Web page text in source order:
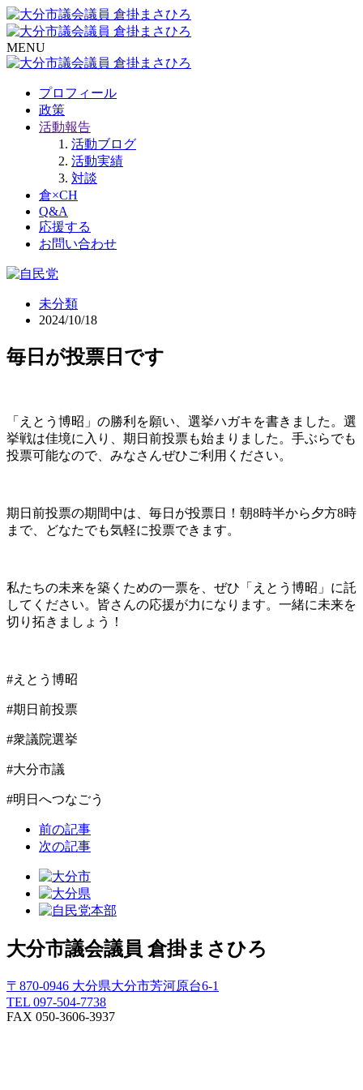
MENU
プロフィール
政策
活動報告
活動ブログ
活動実績
対談
倉×CH
Q&A
応援する
お問い合わせ
未分類
2024/10/18
毎日が投票日です
「えとう博昭」の勝利を願い、選挙ハガキを書きました。選
挙戦は佳境に入り、期日前投票も始まりました。手ぶらでも
投票可能なので、みなさんぜひご利用ください。
期日前投票の期間中は、毎日が投票日！朝8時半から夕方8時
まで、どなたでも気軽に投票できます。
私たちの未来を築くための一票を、ぜひ「えとう博昭」に託
してください。皆さんの応援が力になります。一緒に未来を
切り拓きましょう！
#えとう博昭
#期日前投票
#衆議院選挙
#大分市議
#明日へつなごう
前の記事
次の記事
大分市議会議員 倉掛まさひろ
〒870-0946 大分県大分市芳河原台6-1
TEL 097-504-7738
FAX 050-3606-3937